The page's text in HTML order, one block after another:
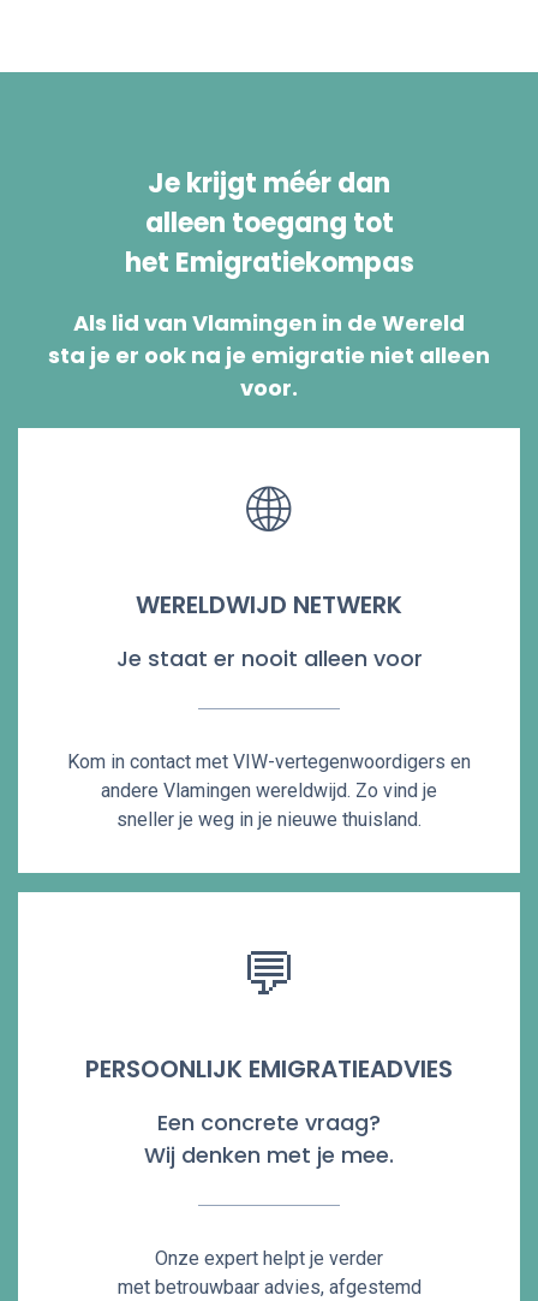
Je krijgt méér dan
alleen toegang tot
het Emigratiekompas
Als lid van Vlamingen in de Wereld
sta je er ook na je emigratie niet alleen
voor.
🌐
WERELDWIJD NETWERK
Je staat er nooit alleen voor
Kom in contact met VIW-vertegenwoordigers en
andere Vlamingen wereldwijd. Zo vind je
sneller je weg in je nieuwe thuisland.
💬
PERSOONLIJK EMIGRATIEADVIES
Een concrete vraag?
Wij denken met je mee.
Onze expert helpt je verder
met betrouwbaar advies, afgestemd